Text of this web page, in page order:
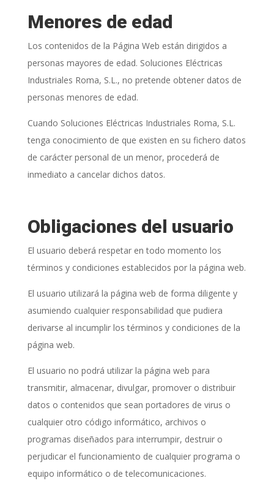
Menores de edad
Los contenidos de la Página Web están dirigidos a
personas mayores de edad. Soluciones Eléctricas
Industriales Roma, S.L., no pretende obtener datos de
personas menores de edad.
Cuando Soluciones Eléctricas Industriales Roma, S.L.
tenga conocimiento de que existen en su fichero datos
de carácter personal de un menor, procederá de
inmediato a cancelar dichos datos.
Obligaciones del usuario
El usuario deberá respetar en todo momento los
términos y condiciones establecidos por la página web.
El usuario utilizará la página web de forma diligente y
asumiendo cualquier responsabilidad que pudiera
derivarse al incumplir los términos y condiciones de la
página web.
El usuario no podrá utilizar la página web para
transmitir, almacenar, divulgar, promover o distribuir
datos o contenidos que sean portadores de virus o
cualquier otro código informático, archivos o
programas diseñados para interrumpir, destruir o
perjudicar el funcionamiento de cualquier programa o
equipo informático o de telecomunicaciones.